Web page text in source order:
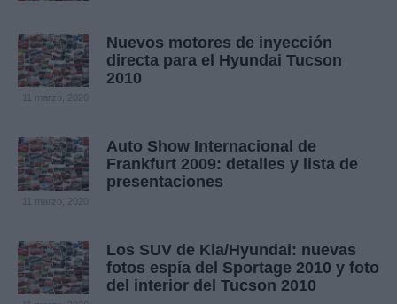
Nuevos motores de inyección
directa para el Hyundai Tucson
2010
11 marzo, 2020
Auto Show Internacional de
Frankfurt 2009: detalles y lista de
presentaciones
11 marzo, 2020
Los SUV de Kia/Hyundai: nuevas
fotos espía del Sportage 2010 y foto
del interior del Tucson 2010